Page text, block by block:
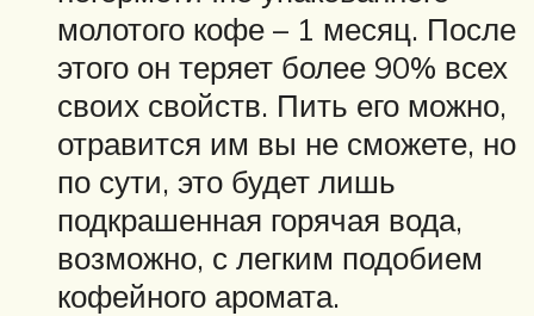
молотого кофе – 1 месяц. После
этого он теряет более 90% всех
своих свойств. Пить его можно,
отравится им вы не сможете, но
по сути, это будет лишь
подкрашенная горячая вода,
возможно, с легким подобием
кофейного аромата.